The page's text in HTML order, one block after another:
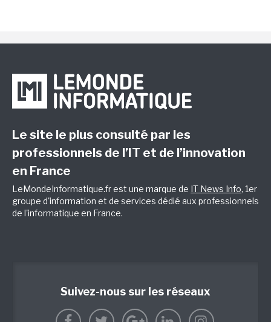
Le site le plus consulté par les
professionnels de l’IT et de l’innovation
en France
LeMondeInformatique.fr est une marque de IT News Info, 1er
groupe d'information et de services dédié aux professionnels
de l'informatique en France.
Suivez-nous sur les réseaux